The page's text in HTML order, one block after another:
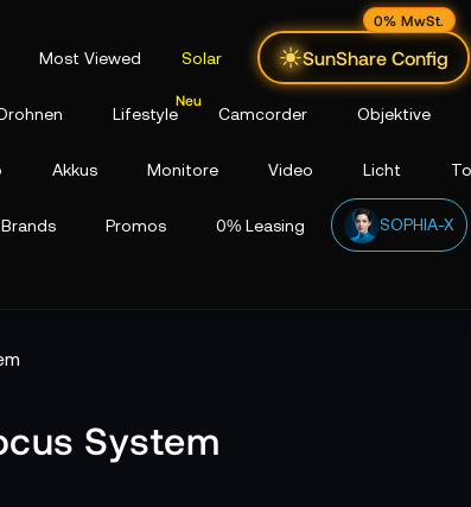
Most Viewed Solar SunShare Config
0% MwSt.
Lifestyle Camcorder Objektive
Akkus Monitore Video Licht
Brands Promos 0% Leasing SOPHIA-X
System